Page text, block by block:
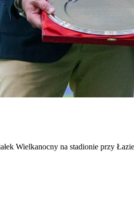
Wielkanocny na stadionie przy